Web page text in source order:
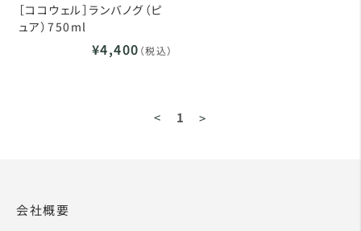
［ココウェル］ランバノグ（ピ
ュア）750ml
¥4,400 （税込）
< 1 >
会社概要